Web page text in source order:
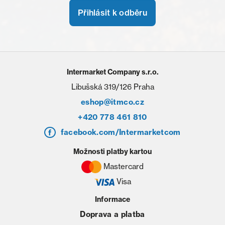
Přihlásit k odběru
Intermarket Company s.r.o.
Libušská 319/126 Praha
eshop@itmco.cz
+420 778 461 810
facebook.com/Intermarketcom
Informace
Doprava a platba
Možnosti platby kartou
Mastercard
Visa